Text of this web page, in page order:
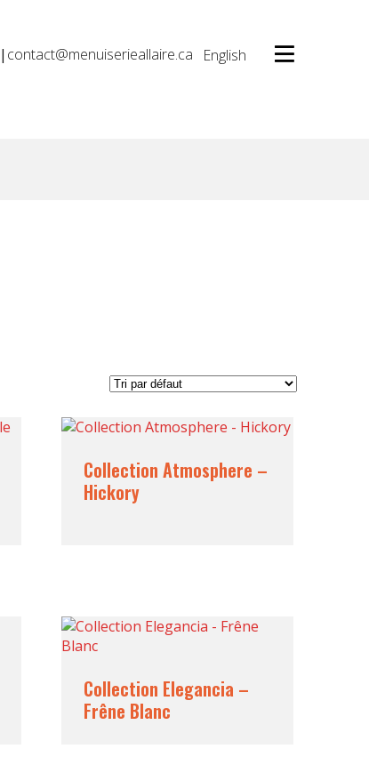
| contact@menuiserieallaire.ca English
Collection Atmosphere –
Hickory
Collection Elegancia –
Frêne Blanc